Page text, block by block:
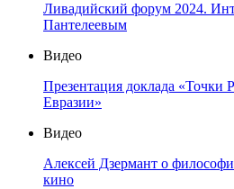
Ливадийский форум 2024.
Пантелеевым
Видео
Презентация доклада «Точки
Евразии»
Видео
Алексей Дзермант о
кино